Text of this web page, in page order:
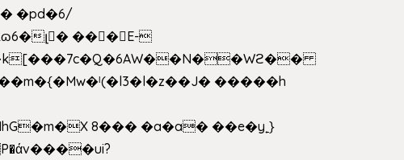
�pd�6/
լ� ���E-
�����h
8��� �a�a� ��e�y˿}